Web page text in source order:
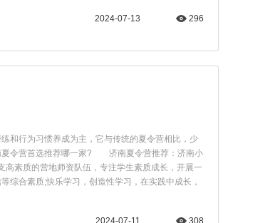
296
2024-07-13
行为习惯养成为主，它与传统的夏令营相比，少
夏令营首选推荐哪一家? 济南夏令营推荐：济南小
质的营地师资队伍，专注学生素质成长，开展一
综合素质;快乐学习，创造性学习，在实践中成长，
308
2024-07-11